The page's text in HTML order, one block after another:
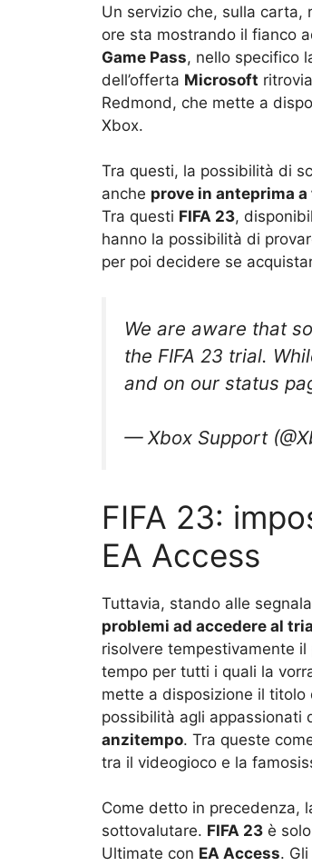
Un servizio che, sulla
ore sta mostrando il fianco
Game Pass, nello specifico
dell’offerta Microsoft
Redmond, che mette a
Xbox.
Tra questi, la possibilità di
anche prove in anteprima a
Tra questi FIFA 23,
hanno la possibilità di
per poi decidere se
We are aware that
the FIFA 23 trial.
and on our status
— Xbox Support
FIFA 23:
EA Access
Tuttavia, stando alle
problemi ad accedere al
risolvere tempestivamente
tempo per tutti i quali la
mette a disposizione il
possibilità agli appassionati
anzitempo. Tra queste
tra il videogioco e la
Come detto in precedenza,
sottovalutare. FIFA 23 è
Ultimate con EA Access.